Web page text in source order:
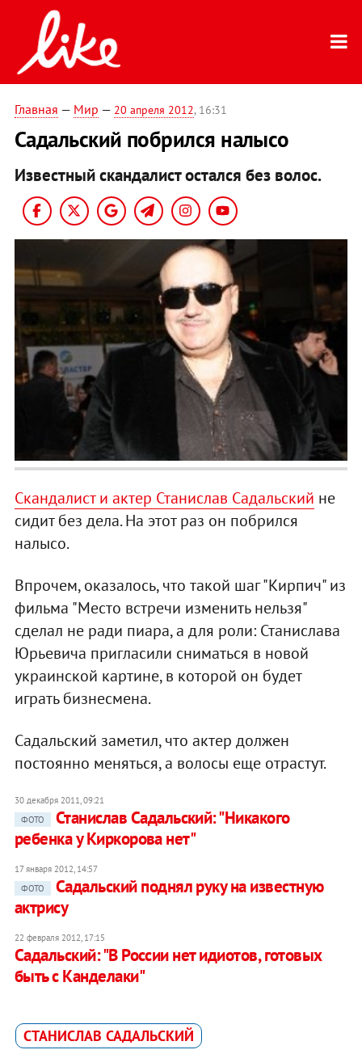
Главная — Мир — 20 апреля 2012, 16:31
Садальский побрился налысо
Известный скандалист остался без волос.
Скандалист и актер Станислав Садальский не
сидит без дела. На этот раз он побрился
налысо.
Впрочем, оказалось, что такой шаг "Кирпич" из
фильма "Место встречи изменить нельзя"
сделал не ради пиара, а для роли: Станислава
Юрьевича пригласили сниматься в новой
украинской картине, в которой он будет
играть бизнесмена.
Садальский заметил, что актер должен
постоянно меняться, а волосы еще отрастут.
30 декабря 2011, 09:21
ФОТО
Станислав Садальский: "Никакого
ребенка у Киркорова нет"
17 января 2012, 14:57
ФОТО
Садальский поднял руку на известную
актрису
22 февраля 2012, 17:15
Садальский: "В России нет идиотов, готовых
быть с Канделаки"
СТАНИСЛАВ САДАЛЬСКИЙ